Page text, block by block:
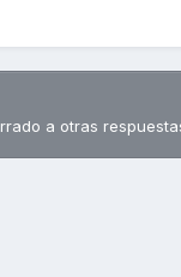
a otras